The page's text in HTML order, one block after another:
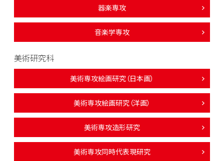
器楽専攻
音楽学専攻
美術研究科
美術専攻絵画研究（日本画）
美術専攻絵画研究（洋画）
美術専攻造形研究
美術専攻同時代表現研究